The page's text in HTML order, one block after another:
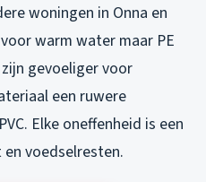
woningen in Onna en
warm water maar PE
zijn gevoeliger voor
een ruwere
Elke oneffenheid is een
voedselresten.